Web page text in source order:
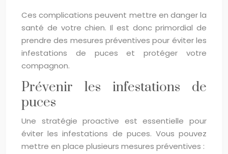
Ces complications peuvent mettre en danger la
santé de votre chien. Il est donc primordial de
prendre des mesures préventives pour éviter les
infestations de puces et protéger votre
compagnon.
Prévenir les infestations de
puces
Une stratégie proactive est essentielle pour
éviter les infestations de puces. Vous pouvez
mettre en place plusieurs mesures préventives :